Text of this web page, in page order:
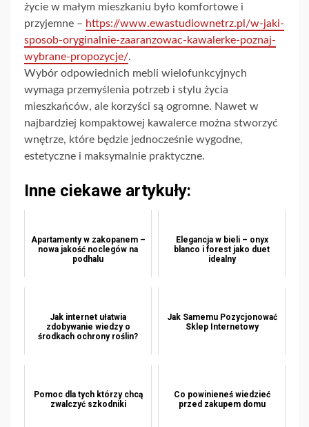
życie w małym mieszkaniu było komfortowe i
przyjemne – https://www.ewastudiownetrz.pl/w-jaki-
sposob-oryginalnie-zaaranzowac-kawalerke-poznaj-
wybrane-propozycje/.
Wybór odpowiednich mebli wielofunkcyjnych
wymaga przemyślenia potrzeb i stylu życia
mieszkańców, ale korzyści są ogromne. Nawet w
najbardziej kompaktowej kawalerce można stworzyć
wnętrze, które będzie jednocześnie wygodne,
estetyczne i maksymalnie praktyczne.
Inne ciekawe artykuły:
Apartamenty w zakopanem –
nowa jakość noclegów na
podhalu
Elegancja w bieli – onyx
blanco i forest jako duet
idealny
Jak internet ułatwia
zdobywanie wiedzy o
środkach ochrony roślin?
Jak Samemu Pozycjonować
Sklep Internetowy
Pomoc dla tych którzy chcą
zwalczyć szkodniki
Co powinieneś wiedzieć
przed zakupem domu